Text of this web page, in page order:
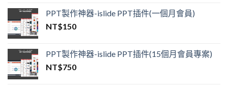
PPT製作神器-islide PPT插件(一個月會員)
NT$150
PPT製作神器-islide PPT插件(15個月會員專案)
NT$750